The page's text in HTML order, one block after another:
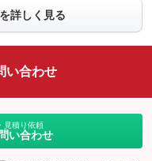
フロントカメラ
：装備なし
装備なし
ルーフレール
装備なし
装備なし
詳しく見る
い合わせ
見積り依頼
い合わせ